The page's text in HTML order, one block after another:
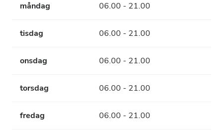
måndag 06.00 - 21.00
tisdag 06.00 - 21.00
onsdag 06.00 - 21.00
torsdag 06.00 - 21.00
fredag 06.00 - 21.00